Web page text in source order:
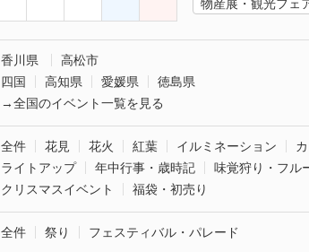
物産展・観光フェ
香川県
高松市
四国
高知県 愛媛県
徳島県
→全国のイベント一覧を見る
全件 花見 花火 紅葉 イルミネーション
ライトアップ
年中行事・歳時記
味覚狩り・フル
クリスマスイベント
福袋・初売り
全件 祭り フェスティバル・パレード